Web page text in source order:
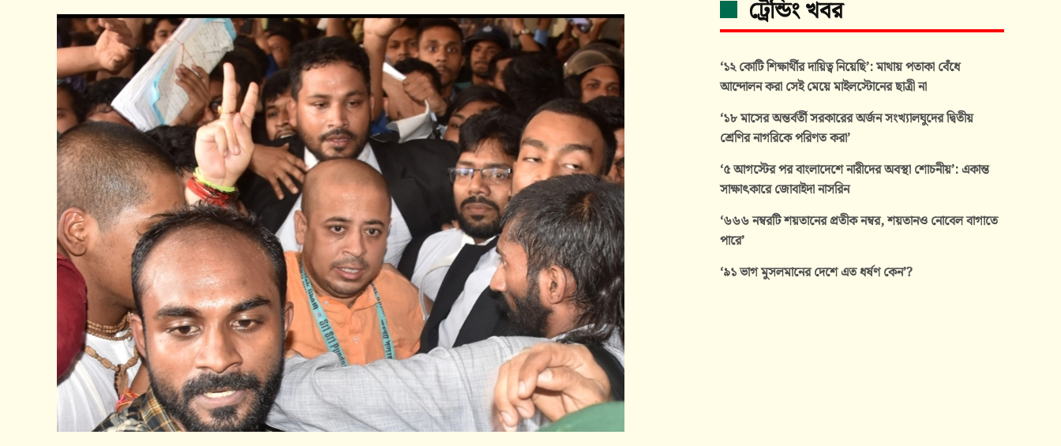
ট্রেন্ডিং খবর
‘১২ কোটি শিক্ষার্থীর দায়িত্ব নিয়েছি’: মাথায় পতাকা বেঁধে
আন্দোলন করা সেই মেয়ে মাইলস্টোনের ছাত্রী না
‘১৮ মাসের অন্তর্বর্তী সরকারের অর্জন সংখ্যালঘুদের দ্বিতীয়
শ্রেণির নাগরিকে পরিণত করা’
‘৫ আগস্টের পর বাংলাদেশে নারীদের অবস্থা শোচনীয়’: একান্ত
সাক্ষাৎকারে জোবাইদা নাসরিন
‘৬৬৬ নম্বরটি শয়তানের প্রতীক নম্বর, শয়তানও নোবেল বাগাতে
পারে’
‘৯১ ভাগ মুসলমানের দেশে এত ধর্ষণ কেন’?